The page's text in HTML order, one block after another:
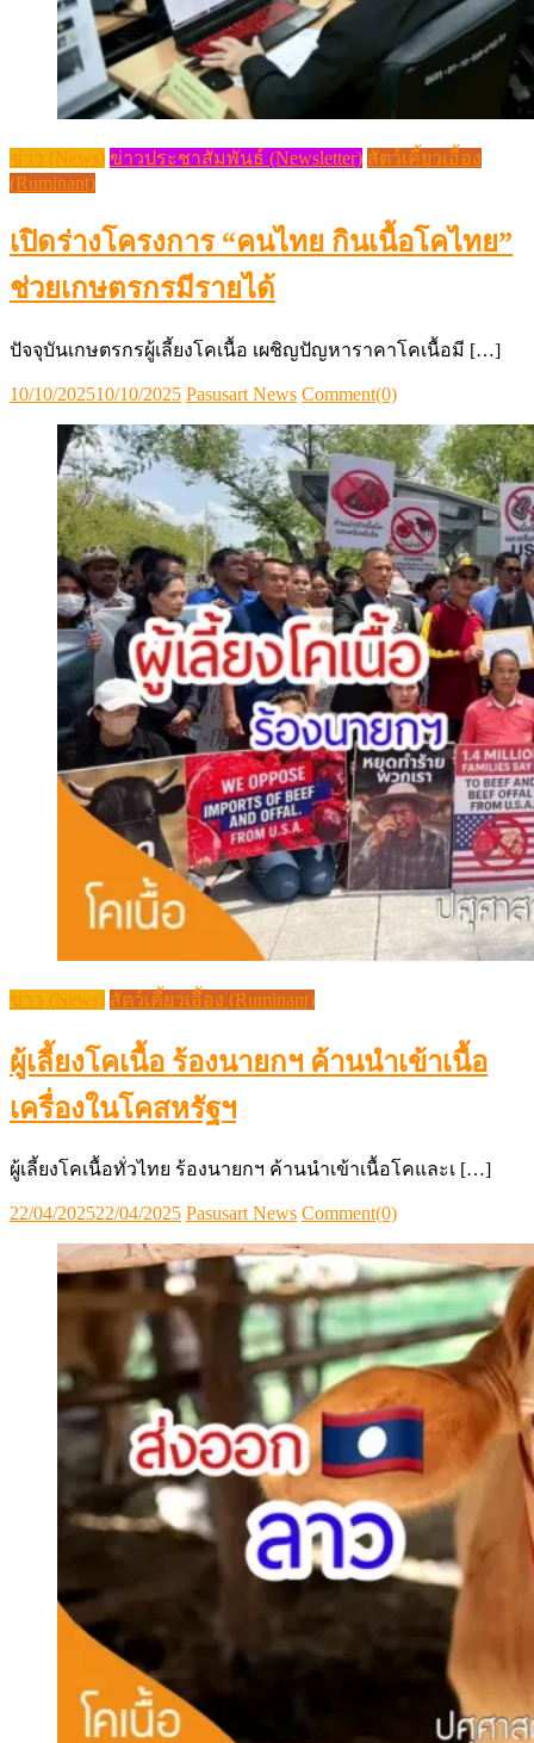
ข่าว (News) ข่าวประชาสัมพันธ์ (Newsletter) สัตว์เคี้ยวเอื้อง
(Ruminant)
เปิดร่างโครงการ “คนไทย กินเนื้อโคไทย”
ช่วยเกษตรกรมีรายได้
ปัจจุบันเกษตรกรผู้เลี้ยงโคเนื้อ เผชิญปัญหาราคาโคเนื้อมี […]
Posted
10/10/202510/10/2025 Author
Pasusart News Comment(0)
ข่าว (News) สัตว์เคี้ยวเอื้อง (Ruminant)
ผู้เลี้ยงโคเนื้อ ร้องนายกฯ ค้านนำเข้าเนื้อ
เครื่องในโคสหรัฐฯ
ผู้เลี้ยงโคเนื้อทั่วไทย ร้องนายกฯ ค้านนำเข้าเนื้อโคและเ […]
Posted
22/04/202522/04/2025 Author
Pasusart News Comment(0)